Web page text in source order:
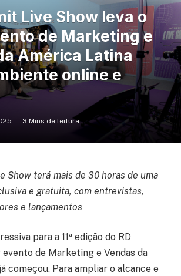
Live Show leva o
de Marketing e
América Latina
online e
3 Mins de leitura
Show terá mais de 30 horas de uma
e gratuita, com entrevistas,
e lançamentos
para a 11ª edição do RD
de Marketing e Vendas da
começou. Para ampliar o alcance e